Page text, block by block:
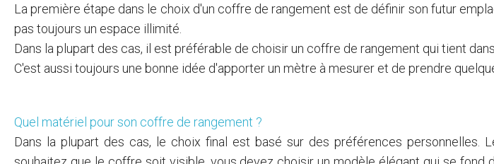
La première étape dans le choix d'un coffre de rangement est de définir son futur
pas toujours un espace illimité.
Dans la plupart des cas, il est préférable de choisir un coffre de rangement qui tient
C'est aussi toujours une bonne idée d'apporter un mètre à mesurer et de prendre
Quel matériel pour son coffre de rangement ?
Dans la plupart des cas, le choix final est basé sur des préférences